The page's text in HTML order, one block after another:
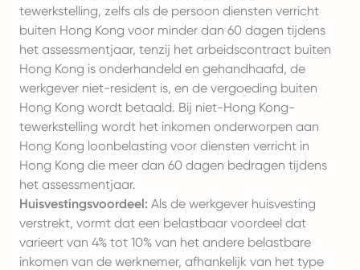
tewerkstelling, zelfs als de persoon diensten verricht
buiten Hong Kong voor minder dan 60 dagen tijdens
het assessmentjaar, tenzij het arbeidscontract buiten
Hong Kong is onderhandeld en gehandhaafd, de
werkgever niet-resident is, en de vergoeding buiten
Hong Kong wordt betaald. Bij niet-Hong Kong-
tewerkstelling wordt het inkomen onderworpen aan
Hong Kong loonbelasting voor diensten verricht in
Hong Kong die meer dan 60 dagen bedragen tijdens
het assessmentjaar.
Huisvestingsvoordeel: Als de werkgever huisvesting
verstrekt, vormt dat een belastbaar voordeel dat
varieert van 4% tot 10% van het andere belastbare
inkomen van de werknemer, afhankelijk van het type